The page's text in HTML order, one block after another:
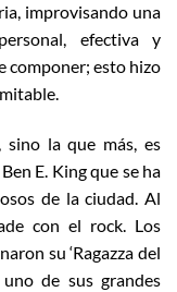
improvisando una
efectiva y
componer; esto hizo
sino la que más, es
E. King que se ha
de la ciudad. Al
con el rock. Los
su ‘Ragazza del
de sus grandes